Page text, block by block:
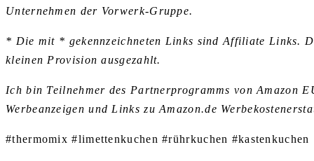
Unternehmen der Vorwerk-Gruppe.
* Die mit * gekennzeichneten Links sind Affiliate Links.
kleinen Provision ausgezahlt.
Ich bin Teilnehmer des Partnerprogramms von Amazon
Werbeanzeigen und Links zu Amazon.de
#thermomix #limettenkuchen #rührkuchen #kastenkuchen